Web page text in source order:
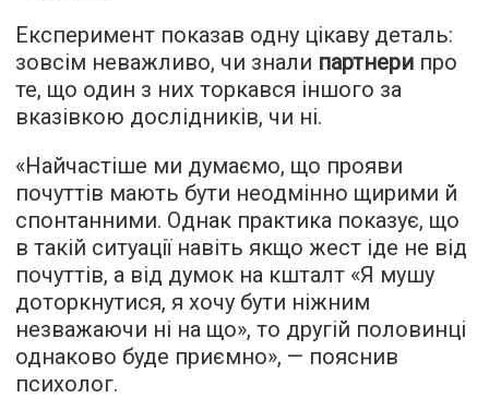
Експеримент показав одну цікаву деталь:
зовсім неважливо, чи знали партнери про
те, що один з них торкався іншого за
вказівкою дослідників, чи ні.
«Найчастіше ми думаємо, що прояви
почуттів мають бути неодмінно щирими й
спонтанними. Однак практика показує, що
в такій ситуації навіть якщо жест іде не від
почуттів, а від думок на кшталт «Я мушу
доторкнутися, я хочу бути ніжним
незважаючи ні на що», то другій половинці
однаково буде приємно», — пояснив
психолог.